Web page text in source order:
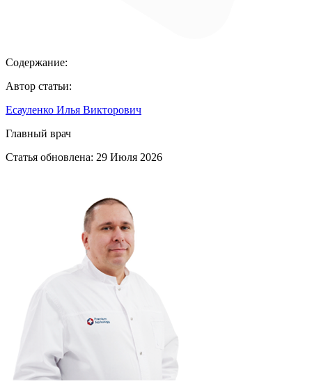
Содержание:
Автор статьи:
Есауленко Илья Викторович
Главный врач
Статья обновлена: 29 Июля 2026